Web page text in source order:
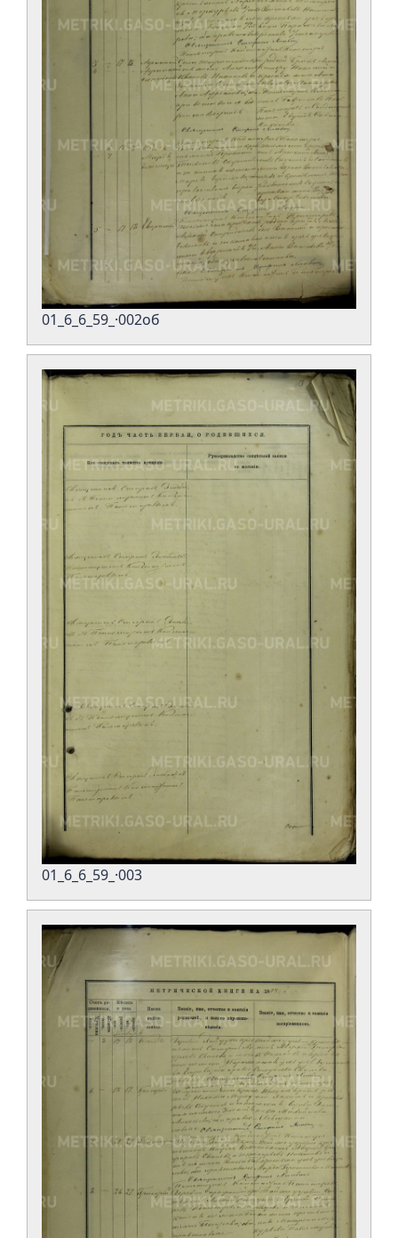
01_6_6_59_·002об
01_6_6_59_·003